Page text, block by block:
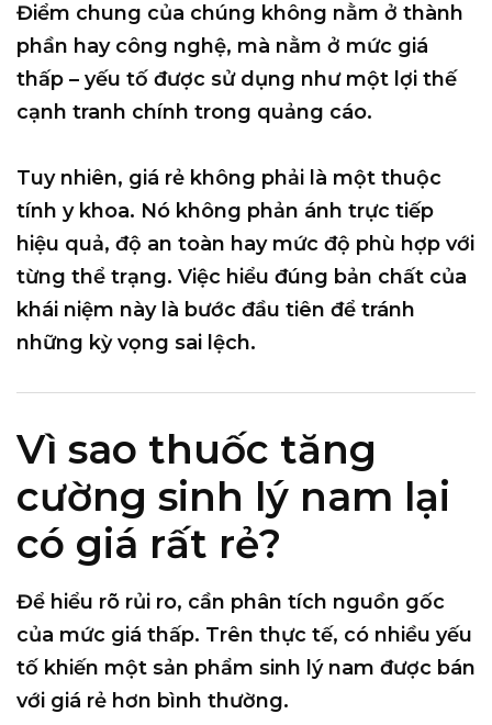
Điểm chung của chúng không nằm ở thành
phần hay công nghệ, mà nằm ở mức giá
thấp – yếu tố được sử dụng như một lợi thế
cạnh tranh chính trong quảng cáo.
Tuy nhiên, giá rẻ không phải là một thuộc
tính y khoa. Nó không phản ánh trực tiếp
hiệu quả, độ an toàn hay mức độ phù hợp với
từng thể trạng. Việc hiểu đúng bản chất của
khái niệm này là bước đầu tiên để tránh
những kỳ vọng sai lệch.
Vì sao thuốc tăng
cường sinh lý nam lại
có giá rất rẻ?
Để hiểu rõ rủi ro, cần phân tích nguồn gốc
của mức giá thấp. Trên thực tế, có nhiều yếu
tố khiến một sản phẩm sinh lý nam được bán
với giá rẻ hơn bình thường.